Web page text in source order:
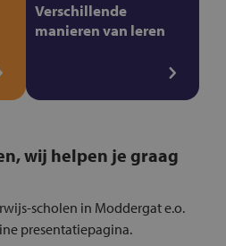
Verschillende
manieren van leren
wij helpen je graag
scholen in Moddergat e.o.
presentatiepagina.